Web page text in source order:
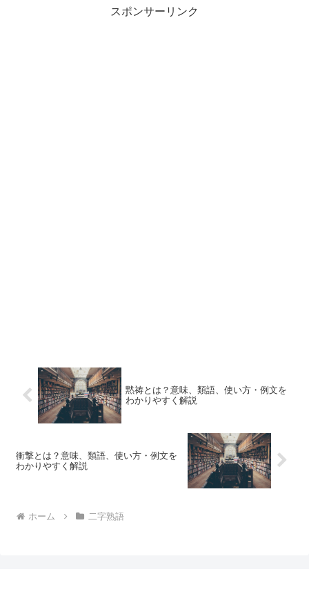
スポンサーリンク
黙祷とは？意味、類語、使い方・例文を
わかりやすく解説
衝撃とは？意味、類語、使い方・例文を
わかりやすく解説
ホーム 二字熟語